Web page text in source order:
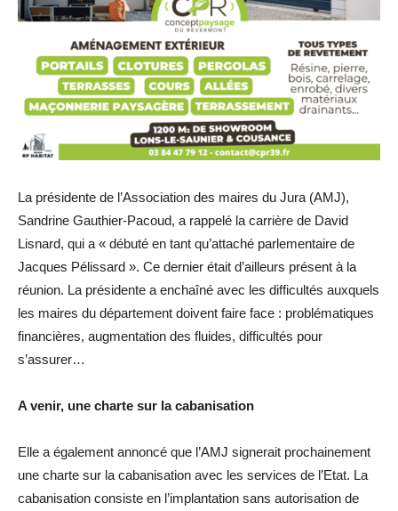
La présidente de l’Association des maires du Jura (AMJ),
Sandrine Gauthier-Pacoud, a rappelé la carrière de David
Lisnard, qui a « débuté en tant qu’attaché parlementaire de
Jacques Pélissard ». Ce dernier était d’ailleurs présent à la
réunion. La présidente a enchaîné avec les difficultés auxquels
les maires du département doivent faire face : problématiques
financières, augmentation des fluides, difficultés pour
s’assurer…
A venir, une charte sur la cabanisation
Elle a également annoncé que l’AMJ signerait prochainement
une charte sur la cabanisation avec les services de l’Etat. La
cabanisation consiste en l’implantation sans autorisation de